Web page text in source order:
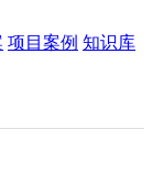
项目案例 知识库